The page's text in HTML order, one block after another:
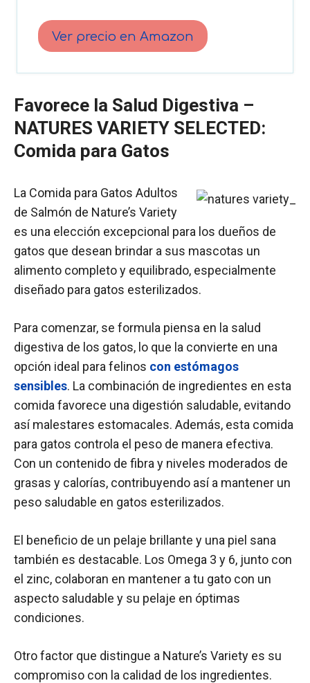
Ver precio en Amazon
Favorece la Salud Digestiva –
NATURES VARIETY SELECTED:
Comida para Gatos
La Comida para Gatos Adultos
de Salmón de Nature’s Variety
es una elección excepcional para los dueños de
gatos que desean brindar a sus mascotas un
alimento completo y equilibrado, especialmente
diseñado para gatos esterilizados.
Para comenzar, se formula piensa en la salud
digestiva de los gatos, lo que la convierte en una
opción ideal para felinos con estómagos
sensibles. La combinación de ingredientes en esta
comida favorece una digestión saludable, evitando
así malestares estomacales. Además, esta comida
para gatos controla el peso de manera efectiva.
Con un contenido de fibra y niveles moderados de
grasas y calorías, contribuyendo así a mantener un
peso saludable en gatos esterilizados.
El beneficio de un pelaje brillante y una piel sana
también es destacable. Los Omega 3 y 6, junto con
el zinc, colaboran en mantener a tu gato con un
aspecto saludable y su pelaje en óptimas
condiciones.
Otro factor que distingue a Nature’s Variety es su
compromiso con la calidad de los ingredientes.